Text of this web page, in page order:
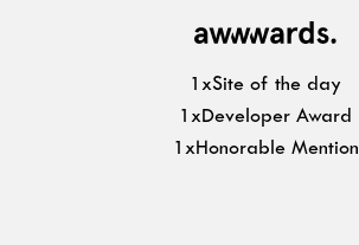
1xSite of the day
1xDeveloper Award
1xHonorable Mention